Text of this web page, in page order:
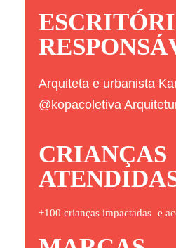
Arquiteta e urbanista
@kopacoletiva
CRIANÇAS
+100 crianças impactadas e